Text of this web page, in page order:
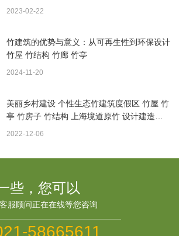
2023-02-22
竹建筑的优势与意义：从可再生性到环保设计
竹屋 竹结构 竹廊 竹亭
2024-11-20
美丽乡村建设 个性生态竹建筑度假区 竹屋 竹
亭 竹房子 竹结构 上海境道原竹 设计建造一
体
2022-12-06
些，您可以
服顾问正在在线等您咨询
58665611